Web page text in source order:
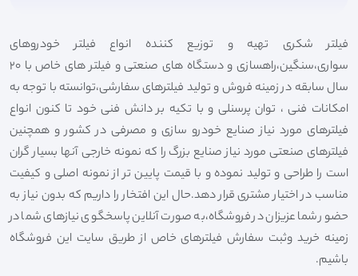
فیلتر شکری تهیه و توزیع کننده انواع فیلتر خودروهای
سواری،سنگین،راهسازی و دستگاه های صنعتی و فیلتر های خاص با 20
سال سابقه در زمینه فروش و تولید فیلترهای سفارشی،توانسته با توجه به
امکانات فنی ، توان پرسنلی و با تکیه بر دانش فنی خود تا کنون انواع
فیلترهای مورد نیاز صنایع خودرو سازی و مصرفی در کشور و همچنین
فیلترهای صنعتی مورد نیاز صنایع بزرگ را که نمونه خارجی آنها بسیار گران
است را طراحی و تولید نموده و با قیمت پایین تر از نمونه اصلی و کیفیت
مناسب در اختیار مشتری قرار دهد.حال این افتخار را داریم که بدون نیاز به
حضور شما عزیزان در فروشگاه،به صورت آنلاین پاسخگوی نیازهای شما در
زمینه خرید وثبت سفارش فیلترهای خاص از طریق سایت این فروشگاه
باشیم.